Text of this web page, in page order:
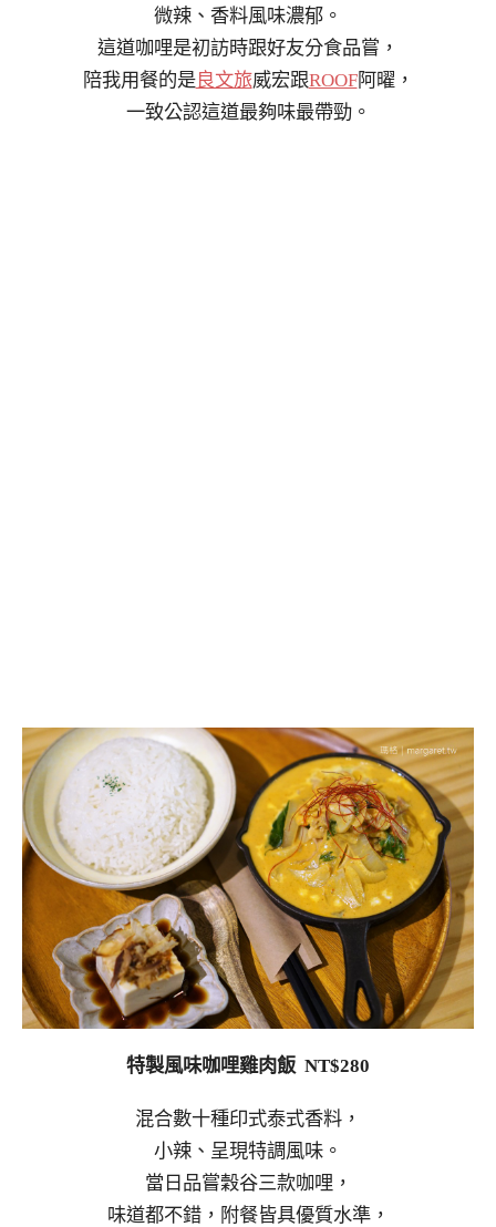
微辣、香料風味濃郁。
這道咖哩是初訪時跟好友分食品嘗，
陪我用餐的是良文旅威宏跟ROOF阿曜，
一致公認這道最夠味最帶勁。
特製風味咖哩雞肉飯 NT$280
混合數十種印式泰式香料，
小辣、呈現特調風味。
當日品嘗穀谷三款咖哩，
味道都不錯，附餐皆具優質水準，